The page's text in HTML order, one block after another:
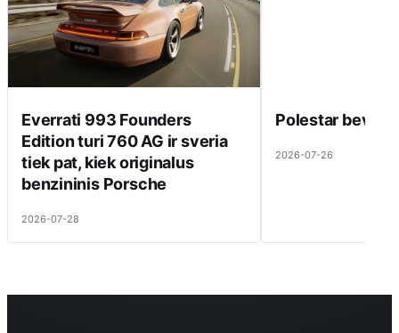
Everrati 993 Founders
Edition turi 760 AG ir sveria
tiek pat, kiek originalus
benzininis Porsche
2026-07-28
Polestar beveik
2026-07-26